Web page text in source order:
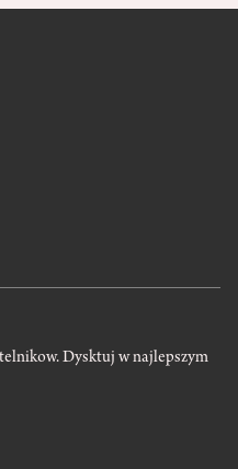
Dysktuj w najlepszym